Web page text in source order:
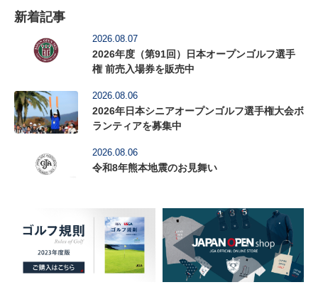
新着記事
2026.08.07
2026年度（第91回）日本オープンゴルフ選手
権 前売入場券を販売中
2026.08.06
2026年日本シニアオープンゴルフ選手権大会ボ
ランティアを募集中
2026.08.06
令和8年熊本地震のお見舞い